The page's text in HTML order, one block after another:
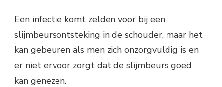
Een infectie komt zelden voor bij een
slijmbeursontsteking in de schouder, maar het
kan gebeuren als men zich onzorgvuldig is en
er niet ervoor zorgt dat de slijmbeurs goed
kan genezen.